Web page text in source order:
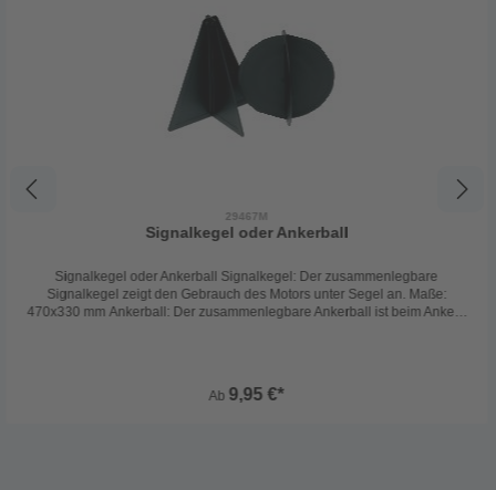
29467M
Signalkegel oder Ankerball
Signalkegel oder Ankerball Signalkegel: Der zusammenlegbare
Signalkegel zeigt den Gebrauch des Motors unter Segel an. Maße:
470x330 mm Ankerball: Der zusammenlegbare Ankerball ist beim Ankern
Ab 9,95 €*